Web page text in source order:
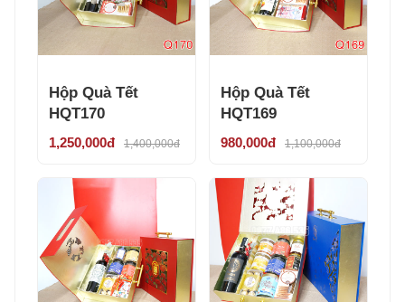
Hộp Quà Tết
HQT170
1,250,000đ 1,400,000đ
Hộp Quà Tết
HQT169
980,000đ 1,100,000đ